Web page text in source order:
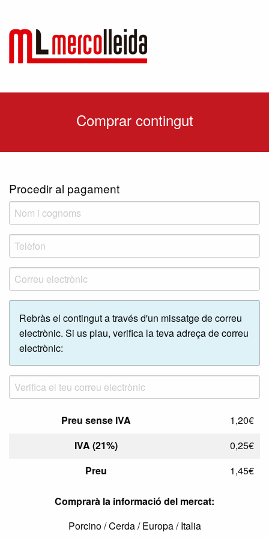
Comprar contingut
Procedir al pagament
Rebràs el contingut a través d'un missatge de correu
electrònic. Si us plau, verifica la teva adreça de correu
electrònic:
Preu sense IVA
1,20€
IVA (21%)
0,25€
Preu
1,45€
Comprarà la informació del mercat:
Porcino / Cerda / Europa / Italia